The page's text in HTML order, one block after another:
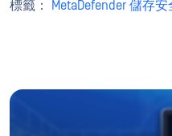
標籤： MetaDefender 儲存安